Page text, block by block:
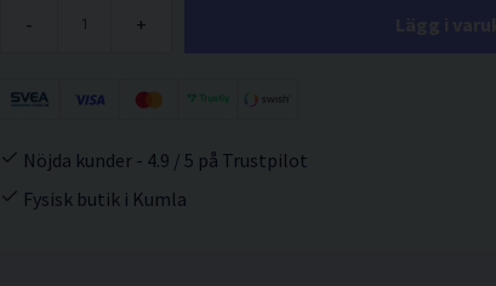
- +
Nöjda kunder - 4.9 / 5 på Trustpilot
Fysisk butik i Kumla